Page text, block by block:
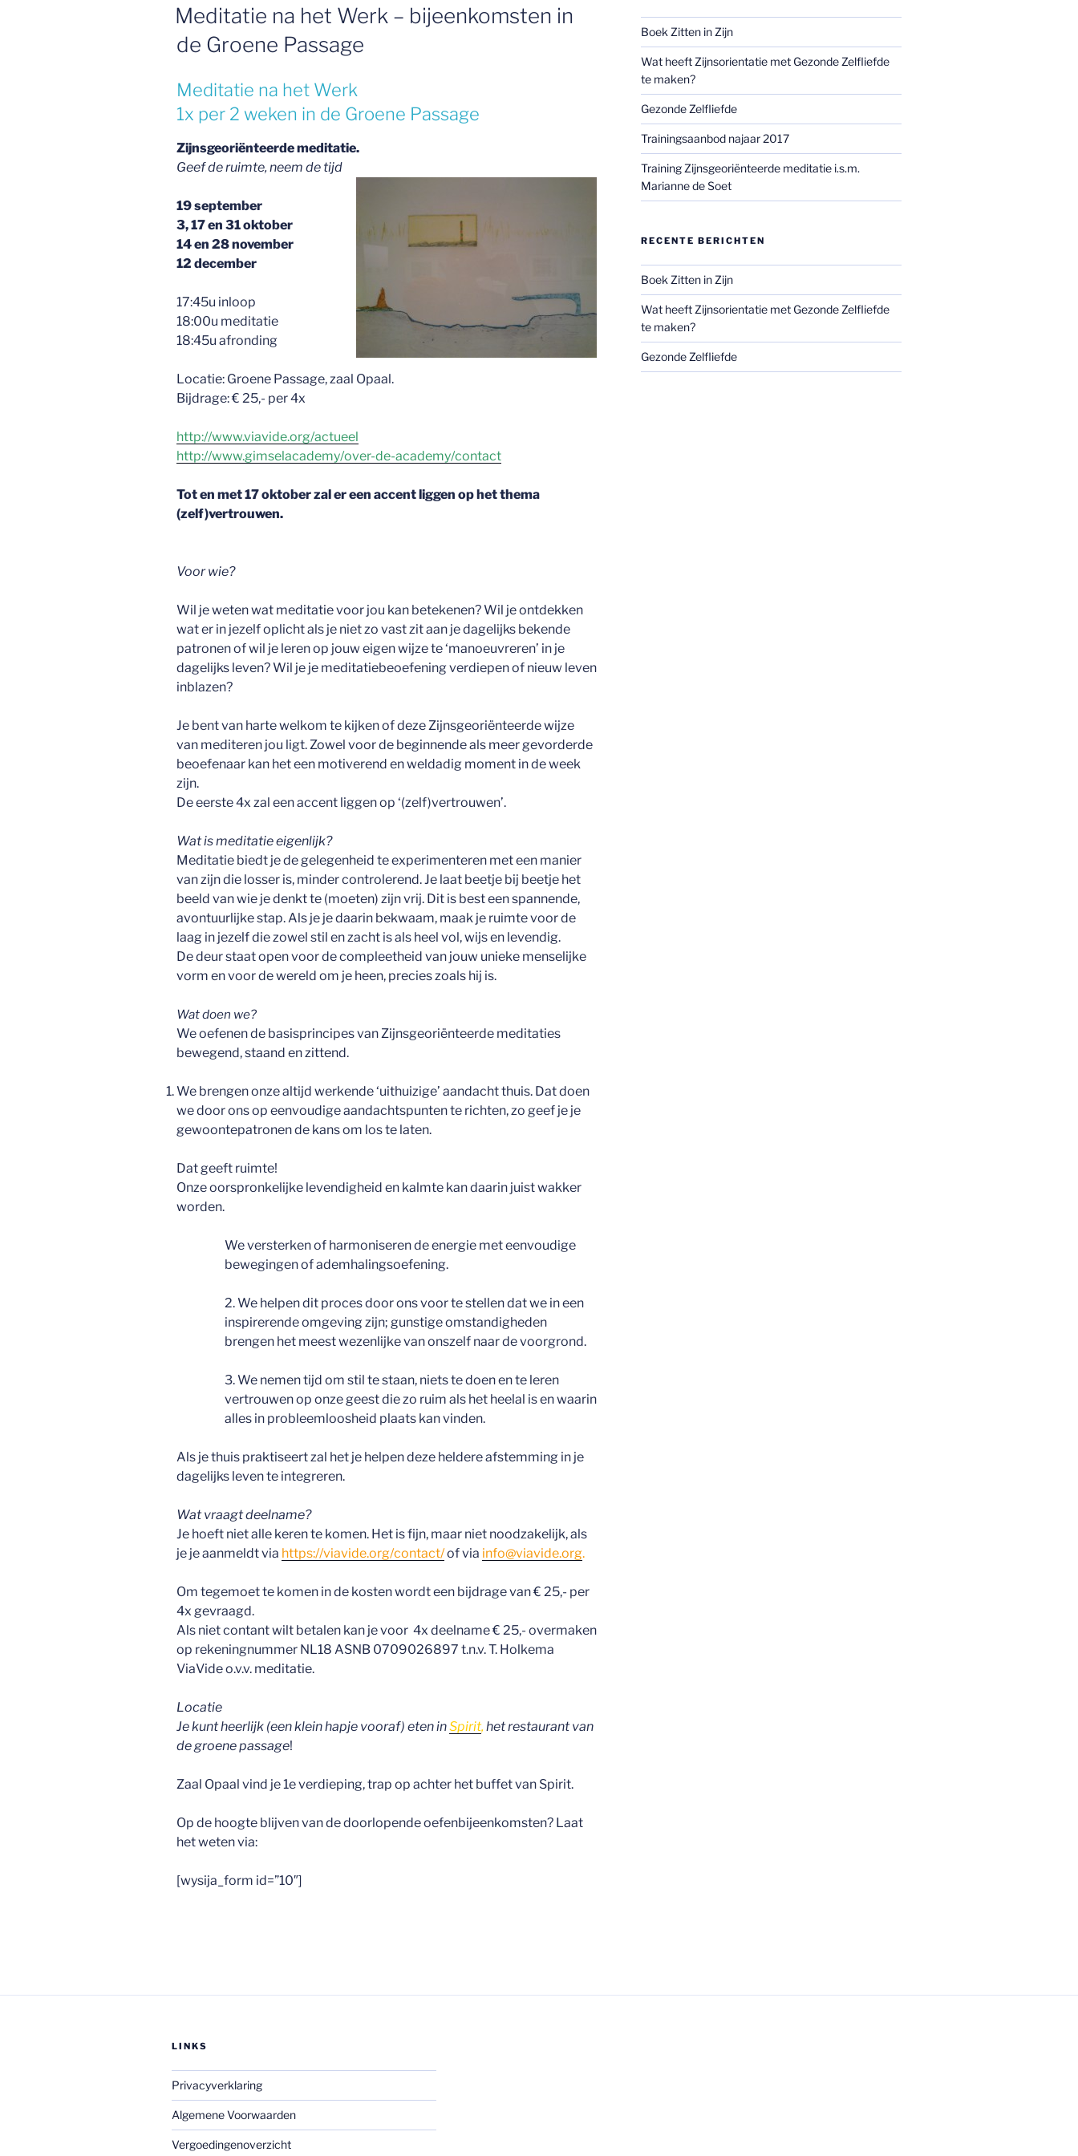
OP
Meditatie na het Werk – bijeenkomsten in
de Groene Passage
Meditatie na het Werk
1x per 2 weken in de Groene Passage
Zijnsgeoriënteerde meditatie.
Geef de ruimte, neem de tijd
19 september
3, 17 en 31 oktober
14 en 28 november
12 december
17:45u inloop
18:00u meditatie
18:45u afronding
Locatie: Groene Passage, zaal Opaal.
Bijdrage: € 25,- per 4x
http://www.viavide.org/actueel
http://www.gimselacademy/over-de-academy/contact
Tot en met 17 oktober zal er een accent liggen op het thema
(zelf)vertrouwen.
Voor wie?
Wil je weten wat meditatie voor jou kan betekenen? Wil je ontdekken
wat er in jezelf oplicht als je niet zo vast zit aan je dagelijks bekende
patronen of wil je leren op jouw eigen wijze te ‘manoeuvreren’ in je
dagelijks leven? Wil je je meditatiebeoefening verdiepen of nieuw leven
inblazen?
Je bent van harte welkom te kijken of deze Zijnsgeoriënteerde wijze
van mediteren jou ligt. Zowel voor de beginnende als meer gevorderde
beoefenaar kan het een motiverend en weldadig moment in de week
zijn.
De eerste 4x zal een accent liggen op ‘(zelf)vertrouwen’.
Wat is meditatie eigenlijk?
Meditatie biedt je de gelegenheid te experimenteren met een manier
van zijn die losser is, minder controlerend. Je laat beetje bij beetje het
beeld van wie je denkt te (moeten) zijn vrij. Dit is best een spannende,
avontuurlijke stap. Als je je daarin bekwaam, maak je ruimte voor de
laag in jezelf die zowel stil en zacht is als heel vol, wijs en levendig.
De deur staat open voor de compleetheid van jouw unieke menselijke
vorm en voor de wereld om je heen, precies zoals hij is.
Wat doen we?
We oefenen de basisprincipes van Zijnsgeoriënteerde meditaties
bewegend, staand en zittend.
We brengen onze altijd werkende ‘uithuizige’ aandacht thuis. Dat doen
we door ons op eenvoudige aandachtspunten te richten, zo geef je je
gewoontepatronen de kans om los te laten.
Dat geeft ruimte!
Onze oorspronkelijke levendigheid en kalmte kan daarin juist wakker
worden.
We versterken of harmoniseren de energie met eenvoudige
bewegingen of ademhalingsoefening.
2. We helpen dit proces door ons voor te stellen dat we in een
inspirerende omgeving zijn; gunstige omstandigheden
brengen het meest wezenlijke van onszelf naar de voorgrond.
3. We nemen tijd om stil te staan, niets te doen en te leren
vertrouwen op onze geest die zo ruim als het heelal is en waarin
alles in probleemloosheid plaats kan vinden.
Als je thuis praktiseert zal het je helpen deze heldere afstemming in je
dagelijks leven te integreren.
Wat vraagt deelname?
Je hoeft niet alle keren te komen. Het is fijn, maar niet noodzakelijk, als
je je aanmeldt via https://viavide.org/contact/of via info@viavide.org.
Om tegemoet te komen in de kosten wordt een bijdrage van € 25,- per
4x gevraagd.
Als niet contant wilt betalen kan je voor 4x deelname € 25,- overmaken
op rekeningnummer NL18 ASNB 0709026897 t.n.v. T. Holkema
ViaVide o.v.v. meditatie.
Locatie
Je kunt heerlijk (een klein hapje vooraf) eten inSpirit,het restaurant van
de groene passage!
Zaal Opaal vind je 1e verdieping, trap op achter het buffet van Spirit.
Op de hoogte blijven van de doorlopende oefenbijeenkomsten? Laat
het weten via:
[wysija_form id=”10″]
Boek Zitten in Zijn
Wat heeft Zijnsorientatie met Gezonde Zelfliefde
te maken?
Gezonde Zelfliefde
Trainingsaanbod najaar 2017
Training Zijnsgeoriënteerde meditatie i.s.m.
Marianne de Soet
RECENTE BERICHTEN
Boek Zitten in Zijn
Wat heeft Zijnsorientatie met Gezonde Zelfliefde
te maken?
Gezonde Zelfliefde
LINKS
Privacyverklaring
Algemene Voorwaarden
Vergoedingenoverzicht